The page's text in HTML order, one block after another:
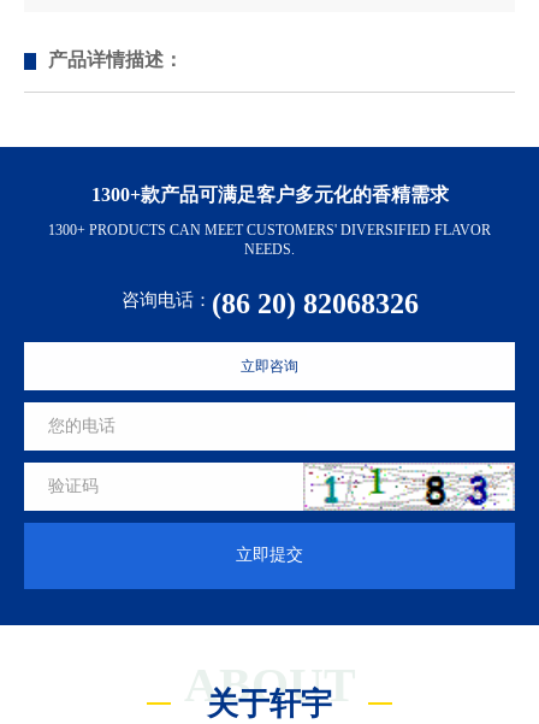
产品详情描述：
1300+款产品可满足客户多元化的香精需求
1300+ PRODUCTS CAN MEET CUSTOMERS' DIVERSIFIED FLAVOR
NEEDS.
咨询电话： (86 20) 82068326
立即咨询
立即提交
ABOUT
关于轩宇